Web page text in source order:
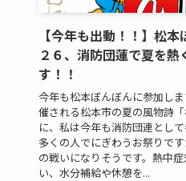
【今年も出動！！】松本
２６、消防団蓮で夏を熱
す！！
今年も松本ぼんぼんに参加し
催される松本市の夏の風物詩「
に、私は今年も消防団連とし
多くの人でにぎわうお祭りで
の戦いになりそうです。熱中
い、水分補給や休憩を...